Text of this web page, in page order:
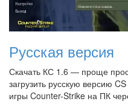
Русская версия
Скачать КС 1.6 — проще
загрузить русскую версию
игры Counter-Strike на ПК